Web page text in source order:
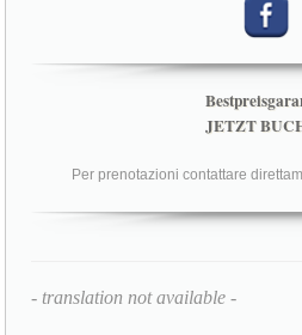
JETZT
Per prenotazioni contattare
- translation not available -